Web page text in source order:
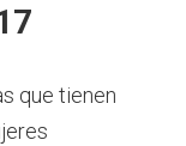
que tienen